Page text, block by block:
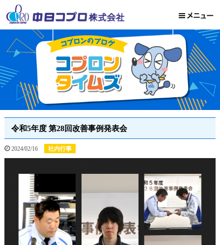
令和5年度 第28回改善事例発表会
2024/02/16 社内行事